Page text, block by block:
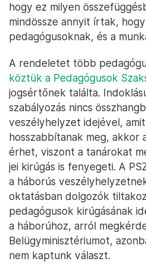
hogy ez milyen
mindössze annyit írtak,
pedagógusoknak, és a
A rendeletet több
köztük a Pedagógusok
jogsértőnek találta.
szabályozás nincs
veszélyhelyzet idejével,
hosszabbítanak meg, akkor
érhet, viszont a tanárokat
jei kirúgás is fenyegeti. A
a háborús
oktatásban dolgozók
pedagógusok kirúgásának
a háborúhoz, arról
Belügyminisztériumot,
nem kaptunk választ.